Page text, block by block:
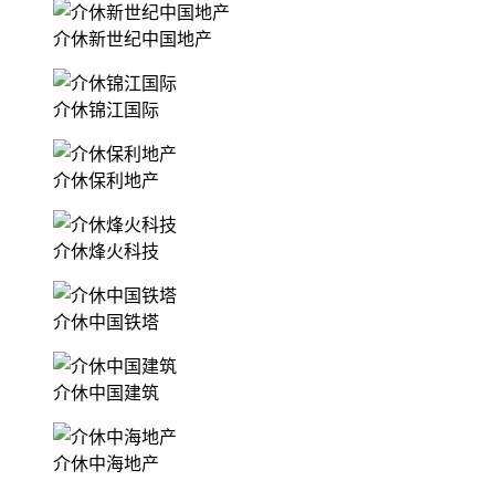
介休新世纪中国地产
介休锦江国际
介休保利地产
介休烽火科技
介休中国铁塔
介休中国建筑
介休中海地产